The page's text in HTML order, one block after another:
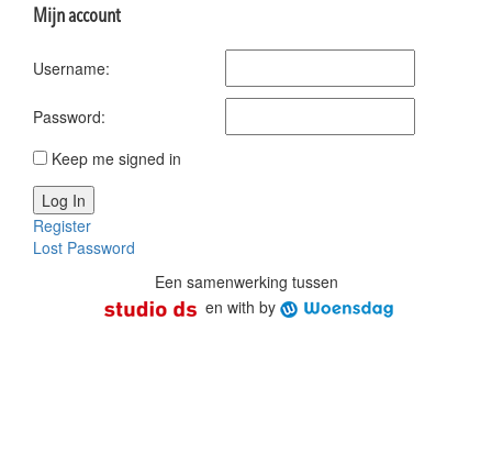
Mijn account
Username:
Password:
Keep me signed in
Log In
Register
Lost Password
Een samenwerking tussen
en with by